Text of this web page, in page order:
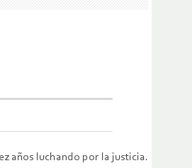
años luchando por la justicia.